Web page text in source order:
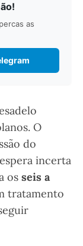
as
O
do
incerta
os seis a
tratamento